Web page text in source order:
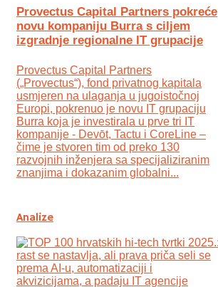
Provectus Capital Partners pokreće
novu kompaniju Burra s ciljem
izgradnje regionalne IT grupacije
Provectus Capital Partners
(„Provectus“), fond privatnog kapitala
usmjeren na ulaganja u jugoistočnoj
Europi, pokrenuo je novu IT grupaciju
Burra koja je investirala u prve tri IT
kompanije - Devōt, Tactu i CoreLine –
čime je stvoren tim od preko 130
razvojnih inženjera sa specijaliziranim
znanjima i dokazanim globalni...
Analize